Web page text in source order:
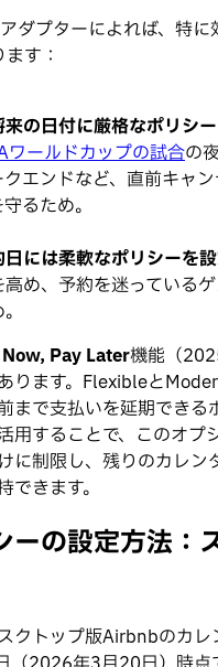
ダプターによれば、特に
す：
の日付に厳格なポリシ
ワールドカップの試合の
エンドなど、直前キャ
るため。
には柔軟なポリシーを
め、予約を迷っている
Pay Later機能（
ります。Flexibleと
まで支払いを延期できる
用することで、このオプ
に制限し、残りのカレン
できます。
ーの設定方法：
クトップ版Airbnbのカレ